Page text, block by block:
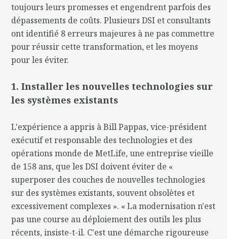
toujours leurs promesses et engendrent parfois des
dépassements de coûts. Plusieurs DSI et consultants
ont identifié 8 erreurs majeures à ne pas commettre
pour réussir cette transformation, et les moyens
pour les éviter.
1. Installer les nouvelles technologies sur
les systèmes existants
L'expérience a appris à Bill Pappas, vice-président
exécutif et responsable des technologies et des
opérations monde de MetLife, une entreprise vieille
de 158 ans, que les DSI doivent éviter de «
superposer des couches de nouvelles technologies
sur des systèmes existants, souvent obsolètes et
excessivement complexes ». « La modernisation n'est
pas une course au déploiement des outils les plus
récents, insiste-t-il. C'est une démarche rigoureuse